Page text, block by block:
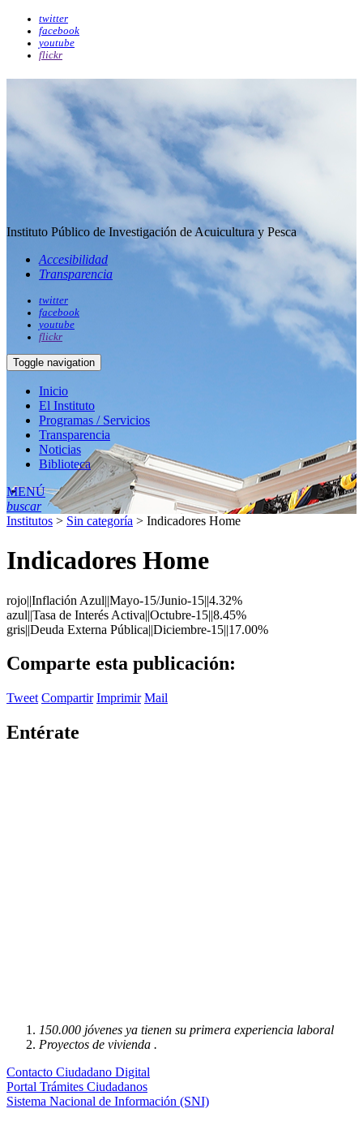
twitter
facebook
youtube
flickr
Instituto Público de Investigación de Acuicultura y Pesca
Accesibilidad
Transparencia
twitter
facebook
youtube
flickr
Toggle navigation
Inicio
El Instituto
Programas / Servicios
Transparencia
Noticias
Biblioteca
MENÚ
buscar
Institutos > Sin categoría > Indicadores Home
Indicadores Home
rojo||Inflación Azul||Mayo-15/Junio-15||4.32%
azul||Tasa de Interés Activa||Octubre-15||8.45%
gris||Deuda Externa Pública||Diciembre-15||17.00%
Comparte esta publicación:
Tweet Compartir Imprimir Mail
Entérate
150.000 jóvenes ya tienen su primera experiencia laboral
Proyectos de vivienda .
Contacto Ciudadano Digital
Portal Trámites Ciudadanos
Sistema Nacional de Información (SNI)